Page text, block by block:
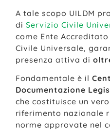
A tale scopo UILDM
di Servizio Civile
come Ente
Civile Universale,
presenza attiva di
Fondamentale è il
Documentazione
che costituisce un
riferimento nazionale
norme approvate nel